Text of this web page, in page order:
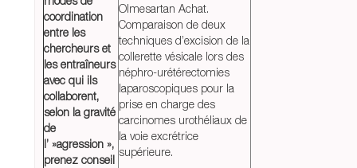
coordination
entre les
chercheurs et
les entraîneurs
avec qui ils
collaborent,
selon la gravité
de
l’ »agression »,
prenez conseil
Olmesartan Achat.
Comparaison de deux
techniques d’excision de la
collerette vésicale lors des
néphro-urétérectomies
laparoscopiques pour la
prise en charge des
carcinomes urothéliaux de
la voie excrétrice
supérieure.